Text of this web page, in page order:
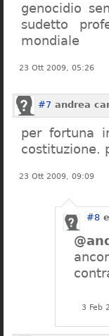
genocidio
sudetto
mondiale
23 Ott 2009, 05:26
#7 andrea
per fortuna
costituzione.
23 Ott 2009, 09:09
#8
3 Feb